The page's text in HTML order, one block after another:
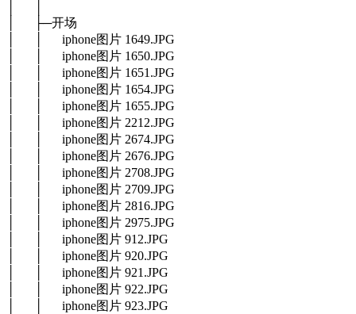
│ ├─开场
│ │ iphone图片 1649.JPG
│ │ iphone图片 1650.JPG
│ │ iphone图片 1651.JPG
│ │ iphone图片 1654.JPG
│ │ iphone图片 1655.JPG
│ │ iphone图片 2212.JPG
│ │ iphone图片 2674.JPG
│ │ iphone图片 2676.JPG
│ │ iphone图片 2708.JPG
│ │ iphone图片 2709.JPG
│ │ iphone图片 2816.JPG
│ │ iphone图片 2975.JPG
│ │ iphone图片 912.JPG
│ │ iphone图片 920.JPG
│ │ iphone图片 921.JPG
│ │ iphone图片 922.JPG
│ │ iphone图片 923.JPG